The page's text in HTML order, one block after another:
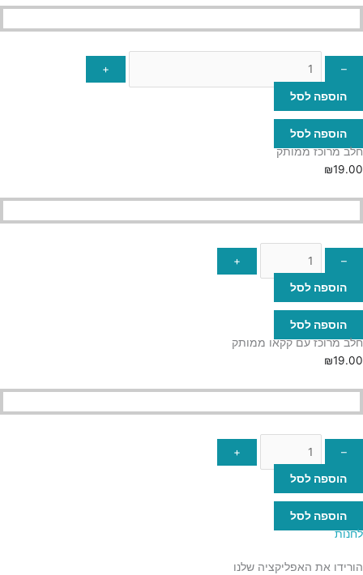
–
+
הוספה לסל
הוספה לסל
חלב מרוכז ממותק
₪19.00
–
+
הוספה לסל
הוספה לסל
חלב מרוכז עם קקאו ממותק
₪19.00
–
+
הוספה לסל
הוספה לסל
לחנות
הורידו את האפליקציה שלנו